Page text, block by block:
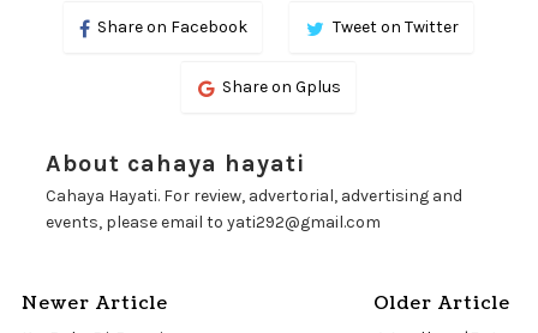
Share on Facebook Tweet on Twitter
Share on Gplus
About cahaya hayati
Cahaya Hayati. For review, advertorial, advertising and
events, please email to yati292@gmail.com
Newer Article Older Article